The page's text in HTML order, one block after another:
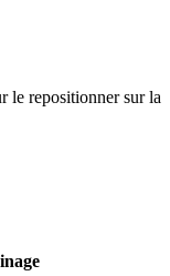
le repositionner sur la